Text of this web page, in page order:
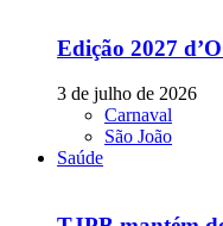
Edição 2027
3 de julho de 2026
Carnaval
São João
Saúde